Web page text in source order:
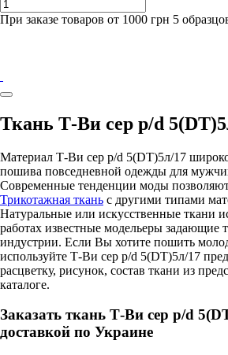
При заказе товаров от 1000 грн 5
Ткань Т-Ви сер p/d
Материал Т-Ви сер p/d 5(DT)5л/17 широко
пошива повседневной одежды для
Современные тенденции моды
Трикотажная ткань с другими типами
Натуральные или искусственные ткани
работах известные модельеры задающие
индустрии. Если Вы хотите пошить
используйте Т-Ви сер p/d 5(DT)5л/17
расцветку, рисунок, состав ткани из
каталоге.
Заказать ткань Т-Ви сер p/d
доставкой по Украине